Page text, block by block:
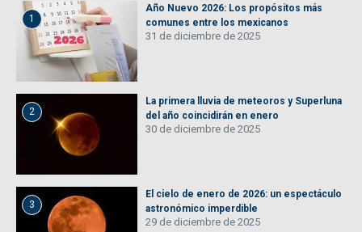
1
Año Nuevo 2026: Los propósitos más
comunes entre los mexicanos
31 de diciembre de 2025
2
La primera lluvia de meteoros y Superluna
del año coincidirán en enero
30 de diciembre de 2025
3
El cielo de enero de 2026: un espectáculo
astronómico imperdible
29 de diciembre de 2025